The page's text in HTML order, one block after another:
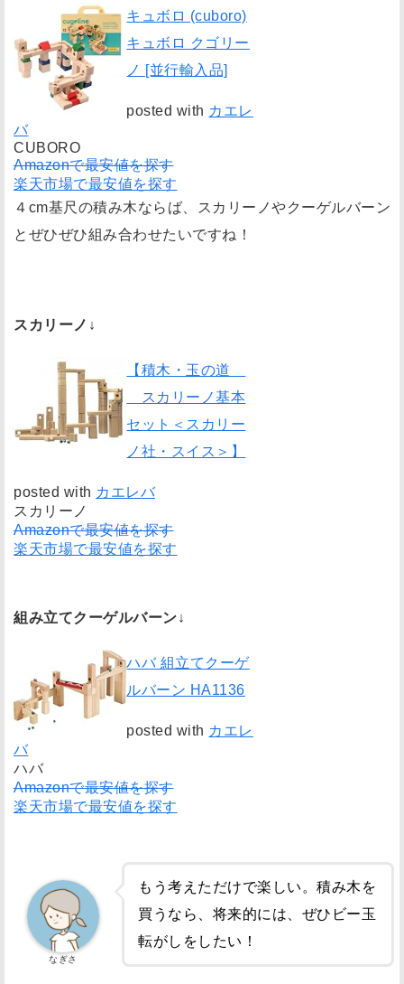
キュボロ (cuboro)
キュボロ クゴリー
ノ [並行輸入品]
posted with カエレ
バ
CUBORO
Amazonで最安値を探す
楽天市場で最安値を探す
４cm基尺の積み木ならば、スカリーノやクーゲルバーン
とぜひぜひ組み合わせたいですね！
スカリーノ↓
【積木・玉の道
スカリーノ基本
セット＜スカリー
ノ社・スイス＞】
posted with カエレバ
スカリーノ
Amazonで最安値を探す
楽天市場で最安値を探す
組み立てクーゲルバーン↓
ハバ 組立てクーゲ
ルバーン HA1136
posted with カエレ
バ
ハバ
Amazonで最安値を探す
楽天市場で最安値を探す
もう考えただけで楽しい。積み木を
買うなら、将来的には、ぜひビー玉
転がしをしたい！
なぎさ